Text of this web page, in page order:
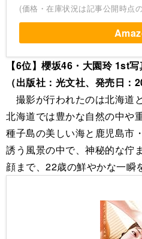
(価格・在庫状況は記事公開時点
【6位】櫻坂46・大園玲 1st
（出版社：光文社、発売日：
撮影が行われたのは北海道
北海道では豊かな自然の中や
種子島の美しい海と鹿児島市
誘う風景の中で、神秘的な佇
顔まで、22歳の鮮やかな一瞬